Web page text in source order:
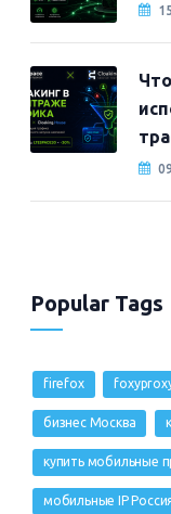
Popular Tags
firefox
бизнес Москва
купить мобильные
мобильные IP